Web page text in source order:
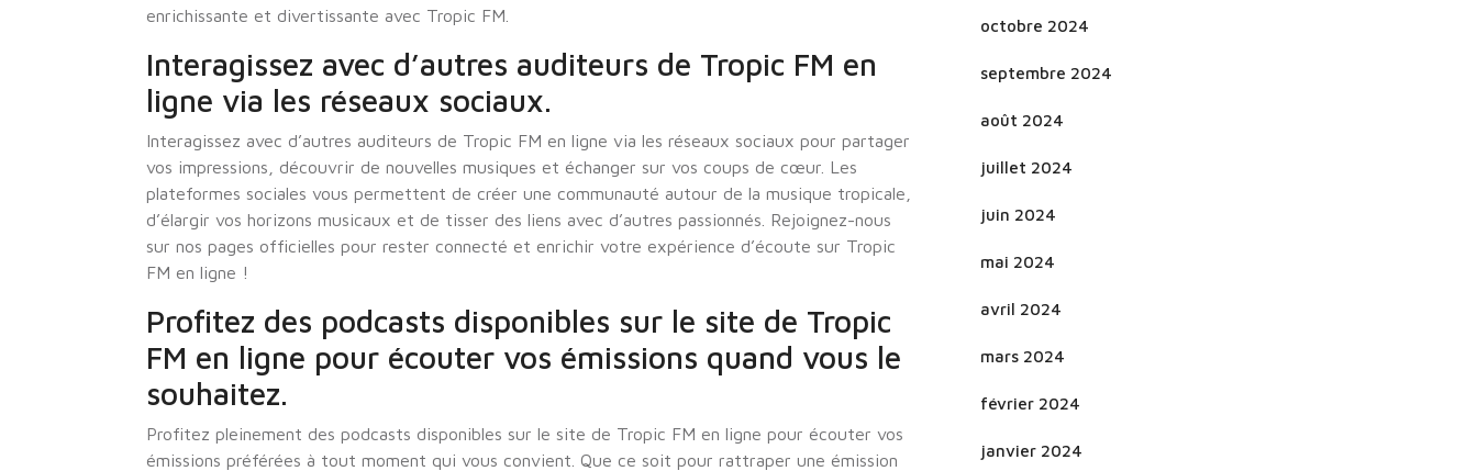
enrichissante et divertissante avec Tropic FM.
Interagissez avec d’autres auditeurs de Tropic FM en
ligne via les réseaux sociaux.
Interagissez avec d’autres auditeurs de Tropic FM en ligne via les réseaux sociaux pour partager
vos impressions, découvrir de nouvelles musiques et échanger sur vos coups de cœur. Les
plateformes sociales vous permettent de créer une communauté autour de la musique tropicale,
d’élargir vos horizons musicaux et de tisser des liens avec d’autres passionnés. Rejoignez-nous
sur nos pages officielles pour rester connecté et enrichir votre expérience d’écoute sur Tropic
FM en ligne !
Profitez des podcasts disponibles sur le site de Tropic
FM en ligne pour écouter vos émissions quand vous le
souhaitez.
Profitez pleinement des podcasts disponibles sur le site de Tropic FM en ligne pour écouter vos
émissions préférées à tout moment qui vous convient. Que ce soit pour rattraper une émission
octobre 2024
septembre 2024
août 2024
juillet 2024
juin 2024
mai 2024
avril 2024
mars 2024
février 2024
janvier 2024